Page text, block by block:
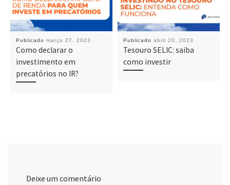
Publicadomarço 27, 2023
Como declarar o
investimento em
precatórios no IR?
Publicadoabril 20, 2023
Tesouro SELIC: saiba
como investir
Deixe um comentário